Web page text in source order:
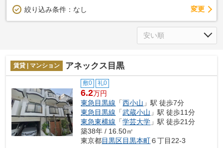
絞り込み条件： なし 変更
賃貸 | マンション アネックス目黒
敷0 礼0
6.2万円
東急目黒線 「西小山 」駅 徒歩7分
東急目黒線 「武蔵小山 」駅 徒歩11分
東急東横線 「学芸大学 」駅 徒歩21分
築38年 / 16.50㎡
東京都目黒区目黒本町６丁目22-3